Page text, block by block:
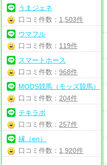
うまジェネ
口コミ件数： 1,503件
ウマフル
口コミ件数： 119件
スマートホース
口コミ件数：968件
MODS競馬（モッズ競馬）
口コミ件数： 204件
テキラボ
口コミ件数： 257件
縁（en）
口コミ件数： 1,920件